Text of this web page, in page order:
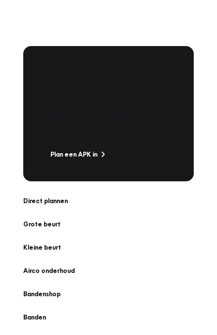
Plan een APK in
Direct plannen
Grote beurt
Kleine beurt
Airco onderhoud
Bandenshop
Banden